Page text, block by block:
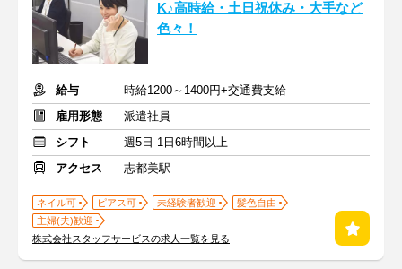
K♪高時給・土日祝休み・大手など
色々！
給与
時給1200～1400円+交通費支給
雇用形態
派遣社員
シフト
週5日 1日6時間以上
アクセス
志都美駅
ネイル可 ピアス可 未経験者歓迎
髪色自由
主婦(夫)歓迎
株式会社スタッフサービスの求人一覧を見る